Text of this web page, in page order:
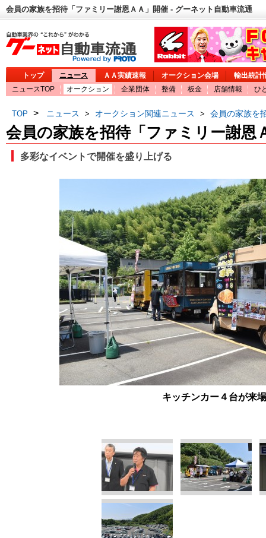
会員の家族を招待「ファミリー謝恩ＡＡ」開催 - グーネット自動車流通
トップ ニュース ＡＡ実績速報 オークション会場
輸出統計
ニュースTOP
オークション 企業団体 整備 板金 店舗情報 ひ
TOP > ニュース > オークション関連ニュース > 会員の家族を
会員の家族を招待「ファミリー謝恩
多彩なイベントで開催を盛り上げる
キッチンカー４台が来場